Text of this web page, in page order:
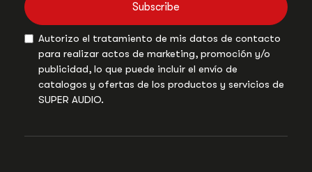
Subscribe
Autorizo el tratamiento de mis datos de contacto
para realizar actos de marketing, promoción y/o
publicidad, lo que puede incluir el envío de
catalogos y ofertas de los productos y servicios de
SUPER AUDIO.